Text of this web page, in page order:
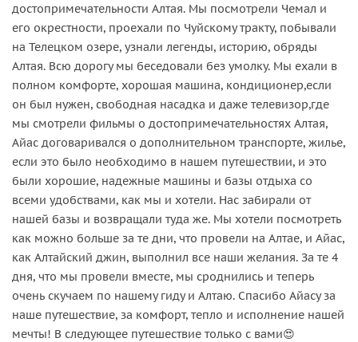
достопримечательности Алтая. Мы посмотрели Чемал и
его окрестности, проехали по Чуйскому тракту, побывали
на Телецком озере, узнали легенды, историю, обряды
Алтая. Всю дорогу мы беседовали без умолку. Мы ехали в
полном комфорте, хорошая машина, кондиционер,если
он был нужен, свободная насадка и даже телевизор,где
мы смотрели фильмы о достопримечательностях Алтая,
Айас договаривался о дополнительном транспорте, жилье,
если это было необходимо в нашем путешествии, и это
были хорошие, надежные машины и базы отдыха со
всеми удобствами, как мы и хотели. Нас забирали от
нашей базы и возвращали туда же. Мы хотели посмотреть
как можно больше за те дни, что провели на Алтае, и Айас,
как Алтайский джин, выполнил все наши желания. За те 4
дня, что мы провели вместе, мы сроднились и теперь
очень скучаем по нашему гиду и Алтаю. Спасибо Айасу за
наше путешествие, за комфорт, тепло и исполнение нашей
мечты! В следующее путешествие только с вами😍